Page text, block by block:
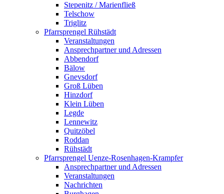
Stepenitz / Marienfließ
Telschow
Triglitz
Pfarrsprengel Rühstädt
Veranstaltungen
Ansprechpartner und Adressen
Abbendorf
Bälow
Gnevsdorf
Groß Lüben
Hinzdorf
Klein Lüben
Legde
Lennewitz
Quitzöbel
Roddan
Rühstädt
Pfarrsprengel Uenze-Rosenhagen-Krampfer
Ansprechpartner und Adressen
Veranstaltungen
Nachrichten